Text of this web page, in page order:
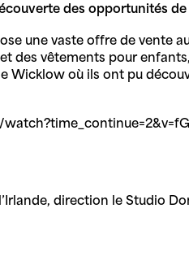
des opportunités
une vaste offre de vente
des vêtements pour
Wicklow où ils ont pu
direction le Studio